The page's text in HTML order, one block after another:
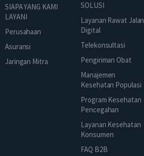
SIAPA YANG KAMI
LAYANI
Perusahaan
Asuransi
Jaringan Mitra
SOLUSI
Layanan Rawat Jalan
Digital
Telekonsultasi
Pengiriman Obat
Manajemen
Kesehatan Populasi
Program Kesehatan
Pencegahan
Layanan Kesehatan
Konsumen
FAQ B2B